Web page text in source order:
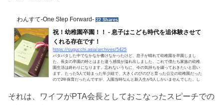
わんすて-One Step Forward- 22 Shares
祝！幼稚園卒園！！ - 息子はこども時代を追体験させて
くれる存在です！
https://sugucchi.asia/archives/5425
バタバタした中でなかなか書けなかったけど、息子が晴れて幼稚園を卒園しまし
た。長女の卒園の時とはまた違う感情が溢れ出しました。これで僕たち家族の幼稚
園生活は終わりになります。忘れないうちに、今の気持ちを綴っておきたいと思い
ます。たった5人で始まった年少組で、大きくのびのびと育った公立の幼稚園だった
ので2年保育だったんですが、入園当時なんと新入生が5人しかいませんでした。し
それは、ワイフがPTA会長としておこなったスピーチでの